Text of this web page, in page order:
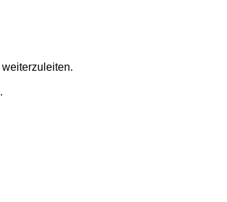
weiterzuleiten.
.